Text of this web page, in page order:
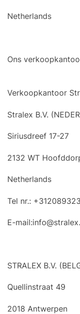
Netherlands
Ons
Verkoopkantoor
Stralex B.V.
Siriusdreef 17-27
2132 WT
Netherlands
Tel nr.:
E-mail:
STRALEX B.V.
Quellinstraat 49
2018 Antwerpen